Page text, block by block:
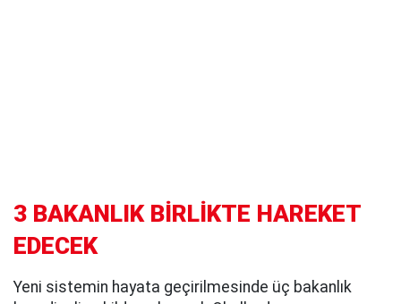
3 BAKANLIK BİRLİKTE HAREKET
EDECEK
Yeni sistemin hayata geçirilmesinde üç bakanlık